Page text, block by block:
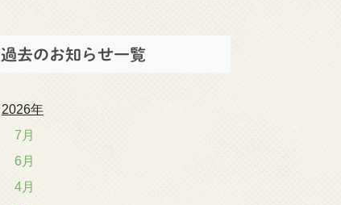
過去のお知らせ一覧
2026年
7月
6月
4月